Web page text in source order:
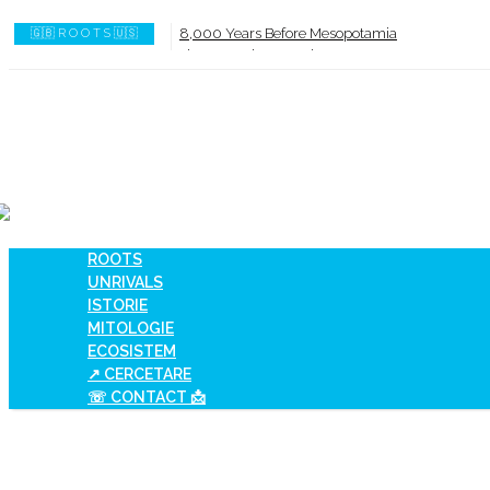
🇬🇧 R O O T S 🇺🇸
8,000 Years Before Mesopotamia
The Burned House Phenomenon
ROOTS
UNRIVALS
ISTORIE
MITOLOGIE
ECOSISTEM
↗ CERCETARE
☏ CONTACT 📩